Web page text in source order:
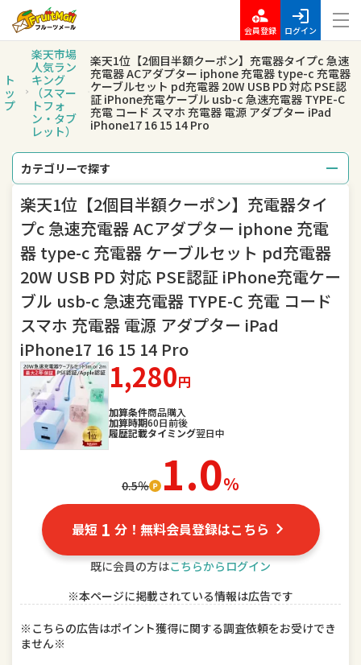
会員登録 ログイン
ト
ッ
プ
楽天市場
人気ラン
キング
（スマー
トフォ
ン・タブ
レット）
楽天1位【2個目半額クーポン】充電器タイプc 急速
充電器 ACアダプター iphone 充電器 type-c 充電器
ケーブルセット pd充電器 20W USB PD 対応 PSE認
証 iPhone充電ケーブル usb-c 急速充電器 TYPE-C
充電 コード スマホ 充電器 電源 アダプター iPad
iPhone17 16 15 14 Pro
カテゴリーで探す
総合 レディースファッション
メンズファッション インナー・下着・ナイトウェア
バッグ・小物・ブランド雑貨 靴
ジュエリー・アクセサリー
キッズ・ベビー・マタニティ
スポーツ・アウトドア 家電
TV・オーディオ・カメラ
食品
ビール・洋酒 日本酒・焼酎
インテリア・寝具・収納 日用品雑貨・文房具・手芸
テレビゲーム
楽天1位【2個目半額クーポン】充電器タイ
プc 急速充電器 ACアダプター iphone 充電
器 type-c 充電器 ケーブルセット pd充電器
20W USB PD 対応 PSE認証 iPhone充電ケー
ブル usb-c 急速充電器 TYPE-C 充電 コード
スマホ 充電器 電源 アダプター iPad
iPhone17 16 15 14 Pro
1,280円
加算条件商品購入
加算時期60日前後
履歴記載タイミング翌日中
0.5％ 1.0％
最短 1 分！無料会員登録はこちら
既に会員の方はこちらからログイン
※本ページに掲載されている情報は広告です
※こちらの広告はポイント獲得に関する調査依頼をお受けでき
ません※